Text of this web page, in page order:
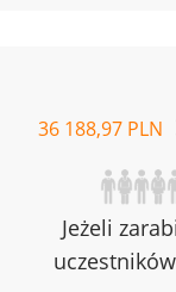
36 188,97 PLN
Jeżeli